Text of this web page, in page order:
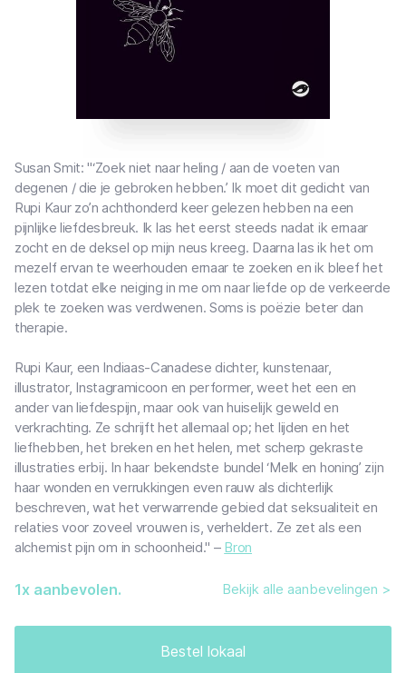
Susan Smit: "‘Zoek niet naar heling / aan de voeten van
degenen / die je gebroken hebben.’ Ik moet dit gedicht van
Rupi Kaur zo’n achthonderd keer gelezen hebben na een
pijnlijke liefdesbreuk. Ik las het eerst steeds nadat ik ernaar
zocht en de deksel op mijn neus kreeg. Daarna las ik het om
mezelf ervan te weerhouden ernaar te zoeken en ik bleef het
lezen totdat elke neiging in me om naar liefde op de verkeerde
plek te zoeken was verdwenen. Soms is poëzie beter dan
therapie.
Rupi Kaur, een Indiaas-Canadese dichter, kunstenaar,
illustrator, Instagramicoon en performer, weet het een en
ander van liefdespijn, maar ook van huiselijk geweld en
verkrachting. Ze schrijft het allemaal op; het lijden en het
liefhebben, het breken en het helen, met scherp gekraste
illustraties erbij. In haar bekendste bundel ‘Melk en honing’ zijn
haar wonden en verrukkingen even rauw als dichterlijk
beschreven, wat het verwarrende gebied dat seksualiteit en
relaties voor zoveel vrouwen is, verheldert. Ze zet als een
alchemist pijn om in schoonheid." – Bron
Bestel lokaal
1x aanbevolen. Bekijk alle aanbevelingen >